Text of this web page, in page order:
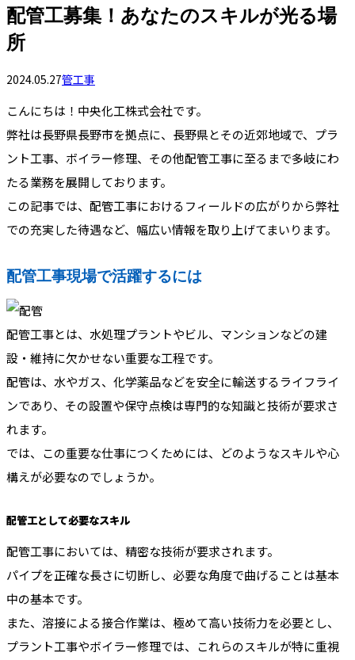
配管工募集！あなたのスキルが光る場
所
2024.05.27管工事
こんにちは！中央化工株式会社です。
弊社は長野県長野市を拠点に、長野県とその近郊地域で、プラ
ント工事、ボイラー修理、その他配管工事に至るまで多岐にわ
たる業務を展開しております。
この記事では、配管工事におけるフィールドの広がりから弊社
での充実した待遇など、幅広い情報を取り上げてまいります。
配管工事現場で活躍するには
配管工事とは、水処理プラントやビル、マンションなどの建
設・維持に欠かせない重要な工程です。
配管は、水やガス、化学薬品などを安全に輸送するライフライ
ンであり、その設置や保守点検は専門的な知識と技術が要求さ
れます。
では、この重要な仕事につくためには、どのようなスキルや心
構えが必要なのでしょうか。
配管工として必要なスキル
配管工事においては、精密な技術が要求されます。
パイプを正確な長さに切断し、必要な角度で曲げることは基本
中の基本です。
また、溶接による接合作業は、極めて高い技術力を必要とし、
プラント工事やボイラー修理では、これらのスキルが特に重視